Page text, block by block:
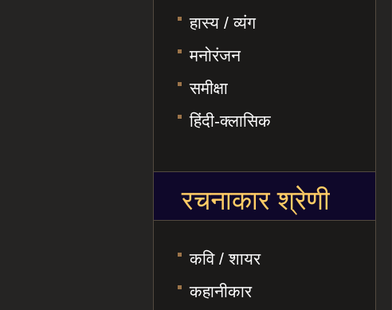
हास्य / व्यंग
मनोरंजन
समीक्षा
हिंदी-क्लासिक
रचनाकार श्रेणी
कवि / शायर
कहानीकार